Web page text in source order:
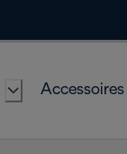
Accessoires